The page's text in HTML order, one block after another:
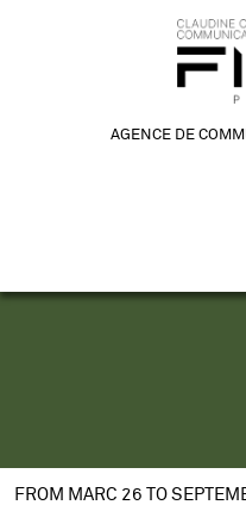
AGENCE DE
FROM MARC 26 TO SEPTEMBER 26, 2021 // POSTPONED